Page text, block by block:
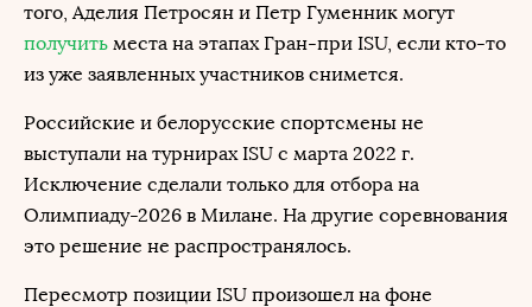
того, Аделия Петросян и Петр Гуменник могут
получить места на этапах Гран-при ISU, если кто-то
из уже заявленных участников снимется.
Российские и белорусские спортсмены не
выступали на турнирах ISU с марта 2022 г.
Исключение сделали только для отбора на
Олимпиаду-2026 в Милане. На другие соревнования
это решение не распространялось.
Пересмотр позиции ISU произошел на фоне